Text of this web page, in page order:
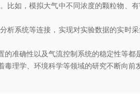
如，模拟大气中不同浓度的颗粒物、有
系统等连接，实现对实验数据的实时
确性以及气流控制系统的稳定性等都
理学、环境科学等领域的研究不断向前